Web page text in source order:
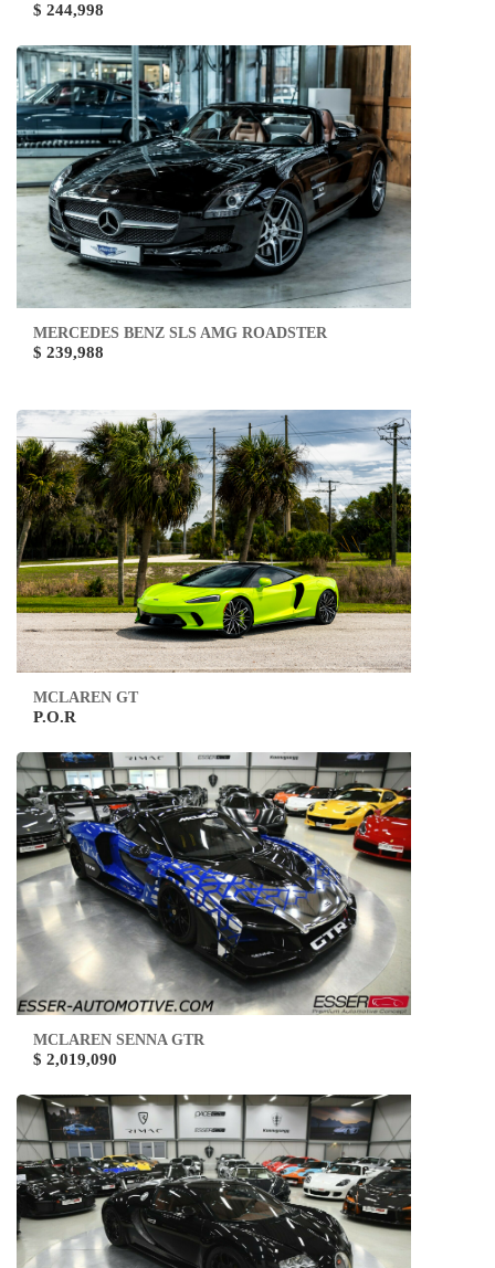
$ 244,998
MERCEDES BENZ SLS AMG ROADSTER
$ 239,988
MCLAREN GT
P.O.R
MCLAREN SENNA GTR
$ 2,019,090